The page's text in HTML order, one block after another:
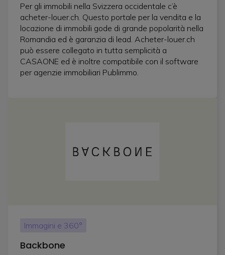
Per gli immobili nella Svizzera occidentale c’è
acheter-louer.ch. Questo portale per la vendita e la
locazione di immobili gode di grande popolarità nella
Romandia ed è garanzia di lead. Acheter-louer.ch
può essere collegato in tutta semplicità a
CASAONE ed è inoltre compatibile con il software
per agenzie immobiliari Publimmo.
Immagini e 360°
Backbone